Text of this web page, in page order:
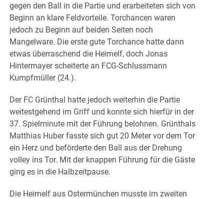
gegen den Ball in die Partie und erarbeiteten sich von
Beginn an klare Feldvorteile. Torchancen waren
jedoch zu Beginn auf beiden Seiten noch
Mangelware. Die erste gute Torchance hatte dann
etwas überraschend die Heimelf, doch Jonas
Hintermayer scheiterte an FCG-Schlussmann
Kumpfmüller (24.).
Der FC Grünthal hatte jedoch weiterhin die Partie
weitestgehend im Griff und konnte sich hierfür in der
37. Spielminute mit der Führung belohnen. Grünthals
Matthias Huber fasste sich gut 20 Meter vor dem Tor
ein Herz und beförderte den Ball aus der Drehung
volley ins Tor. Mit der knappen Führung für die Gäste
ging es in die Halbzeitpause.
Die Heimelf aus Ostermünchen musste im zweiten